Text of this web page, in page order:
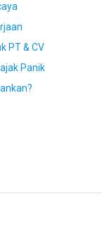
PT & CV
Panik